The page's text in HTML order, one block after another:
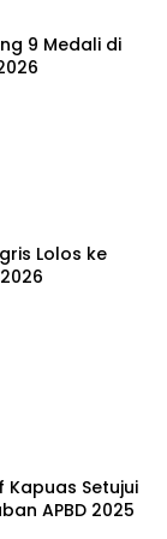
9 Medali di
Lolos ke
Kapuas Setujui
APBD 2025